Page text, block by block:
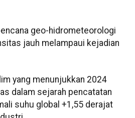
geo-hidrometeorologi
jauh melampaui kejadian
yang menunjukkan 2024
dalam sejarah pencatatan
suhu global +1,55 derajat